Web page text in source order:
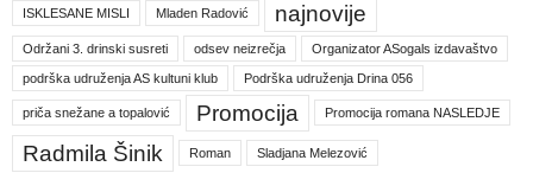
ISKLESANE MISLI Mladen Radović najnovije
Održani 3. drinski susreti odsev neizrečja Organizator ASogals izdavaštvo
podrška udruženja AS kultuni klub Podrška udruženja Drina 056
priča snežane a topalović Promocija Promocija romana NASLEDJE
Radmila Šinik Roman Sladjana Melezović